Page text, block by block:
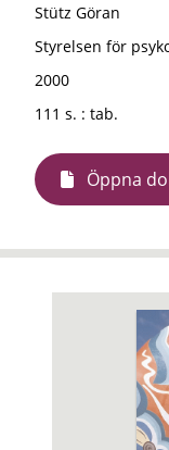
Stütz Göran
Styrelsen för
2000
111 s. : tab.
Öppna